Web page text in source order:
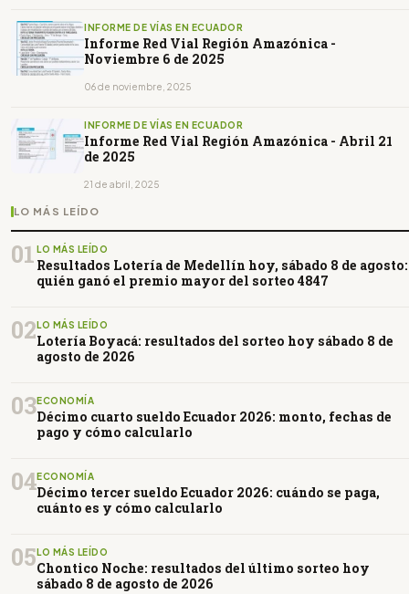
INFORME DE VÍAS EN ECUADOR
Informe Red Vial Región Amazónica -
Noviembre 6 de 2025
06 de noviembre, 2025
INFORME DE VÍAS EN ECUADOR
Informe Red Vial Región Amazónica - Abril 21
de 2025
21 de abril, 2025
LO MÁS LEÍDO
01 LO MÁS LEÍDO
Resultados Lotería de Medellín hoy, sábado 8 de agosto:
quién ganó el premio mayor del sorteo 4847
02 LO MÁS LEÍDO
Lotería Boyacá: resultados del sorteo hoy sábado 8 de
agosto de 2026
03ECONOMÍA
Décimo cuarto sueldo Ecuador 2026: monto, fechas de
pago y cómo calcularlo
04ECONOMÍA
Décimo tercer sueldo Ecuador 2026: cuándo se paga,
cuánto es y cómo calcularlo
05 LO MÁS LEÍDO
Chontico Noche: resultados del último sorteo hoy
sábado 8 de agosto de 2026